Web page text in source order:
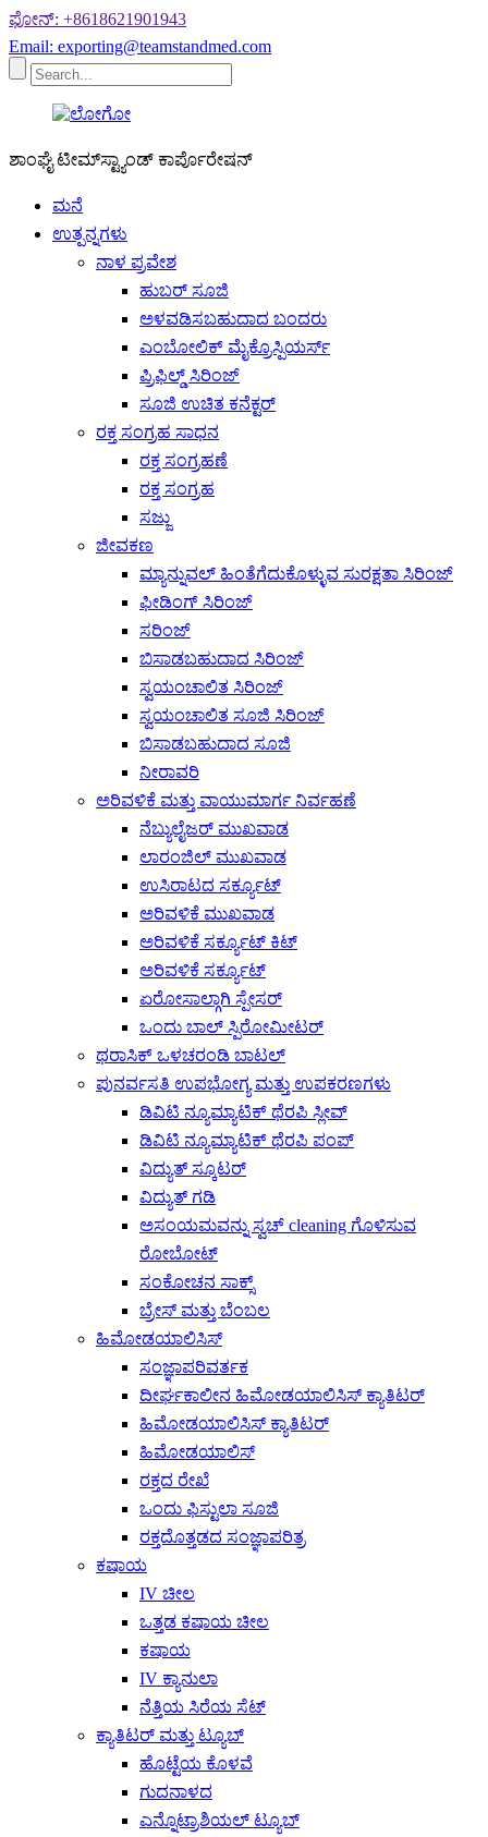
ಫೋನ್: +8618621901943
Email: exporting@teamstandmed.com
ಶಾಂಘೈ ಟೀಮ್‌ಸ್ಟ್ಯಾಂಡ್ ಕಾರ್ಪೊರೇಷನ್
ಮನೆ
ಉತ್ಪನ್ನಗಳು
ನಾಳ ಪ್ರವೇಶ
ಹುಬರ್ ಸೂಜಿ
ಅಳವಡಿಸಬಹುದಾದ ಬಂದರು
ಎಂಬೋಲಿಕ್ ಮೈಕ್ರೊಸ್ಪಿಯರ್ಸ್
ಪ್ರಿಫಿಲ್ಡ್ ಸಿರಿಂಜ್
ಸೂಜಿ ಉಚಿತ ಕನೆಕ್ಟರ್
ರಕ್ತ ಸಂಗ್ರಹ ಸಾಧನ
ರಕ್ತ ಸಂಗ್ರಹಣೆ
ರಕ್ತ ಸಂಗ್ರಹ
ಸಜ್ಜು
ಜೀವಕಣ
ಮ್ಯಾನ್ನುವಲ್ ಹಿಂತೆಗೆದುಕೊಳ್ಳುವ ಸುರಕ್ಷತಾ ಸಿರಿಂಜ್
ಫೀಡಿಂಗ್ ಸಿರಿಂಜ್
ಸರಿಂಜ್
ಬಿಸಾಡಬಹುದಾದ ಸಿರಿಂಜ್
ಸ್ವಯಂಚಾಲಿತ ಸಿರಿಂಜ್
ಸ್ವಯಂಚಾಲಿತ ಸೂಜಿ ಸಿರಿಂಜ್
ಬಿಸಾಡಬಹುದಾದ ಸೂಜಿ
ನೀರಾವರಿ
ಅರಿವಳಿಕೆ ಮತ್ತು ವಾಯುಮಾರ್ಗ ನಿರ್ವಹಣೆ
ನೆಬ್ಯುಲೈಜರ್ ಮುಖವಾಡ
ಲಾರಂಜಿಲ್ ಮುಖವಾಡ
ಉಸಿರಾಟದ ಸರ್ಕ್ಯೂಟ್
ಅರಿವಳಿಕೆ ಮುಖವಾಡ
ಅರಿವಳಿಕೆ ಸರ್ಕ್ಯೂಟ್ ಕಿಟ್
ಅರಿವಳಿಕೆ ಸರ್ಕ್ಯೂಟ್
ಏರೋಸಾಲ್ಗಾಗಿ ಸ್ಪೇಸರ್
ಒಂದು ಬಾಲ್ ಸ್ಪಿರೋಮೀಟರ್
ಥರಾಸಿಕ್ ಒಳಚರಂಡಿ ಬಾಟಲ್
ಪುನರ್ವಸತಿ ಉಪಭೋಗ್ಯ ಮತ್ತು ಉಪಕರಣಗಳು
ಡಿವಿಟಿ ನ್ಯೂಮ್ಯಾಟಿಕ್ ಥೆರಪಿ ಸ್ಲೀವ್
ಡಿವಿಟಿ ನ್ಯೂಮ್ಯಾಟಿಕ್ ಥೆರಪಿ ಪಂಪ್
ವಿದ್ಯುತ್ ಸ್ಕೂಟರ್
ವಿದ್ಯುತ್ ಗಡಿ
ಅಸಂಯಮವನ್ನು ಸ್ವಚ್ cleaning ಗೊಳಿಸುವ
ರೋಬೋಟ್
ಸಂಕೋಚನ ಸಾಕ್ಸ್
ಬ್ರೇಸ್ ಮತ್ತು ಬೆಂಬಲ
ಹಿಮೋಡಯಾಲಿಸಿಸ್
ಸಂಜ್ಞಾಪರಿವರ್ತಕ
ದೀರ್ಘಕಾಲೀನ ಹಿಮೋಡಯಾಲಿಸಿಸ್ ಕ್ಯಾತಿಟರ್
ಹಿಮೋಡಯಾಲಿಸಿಸ್ ಕ್ಯಾತಿಟರ್
ಹಿಮೋಡಯಾಲಿಸ್
ರಕ್ತದ ರೇಖೆ
ಒಂದು ಫಿಸ್ಟುಲಾ ಸೂಜಿ
ರಕ್ತದೊತ್ತಡದ ಸಂಜ್ಞಾಪರಿತ್ರ
ಕಷಾಯ
IV ಚೀಲ
ಒತ್ತಡ ಕಷಾಯ ಚೀಲ
ಕಷಾಯ
IV ಕ್ಯಾನುಲಾ
ನೆತ್ತಿಯ ಸಿರೆಯ ಸೆಟ್
ಕ್ಯಾತಿಟರ್ ಮತ್ತು ಟ್ಯೂಬ್
ಹೊಟ್ಟೆಯ ಕೊಳವೆ
ಗುದನಾಳದ
ಎನ್ನೊಟ್ರಾಶಿಯಲ್ ಟ್ಯೂಬ್